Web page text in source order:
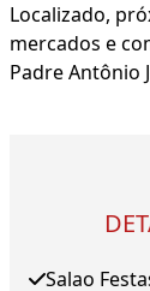
Localizado,
mercados e
Padre Antônio
Salao